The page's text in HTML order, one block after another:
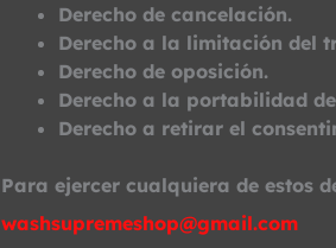
Derecho de cancelación.
Derecho a la limitación del
Derecho de oposición.
Derecho a la portabilidad
Derecho a retirar el
Para ejercer cualquiera de estos
washsupremeshop@gmail.com